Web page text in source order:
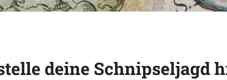
deine Schnipseljagd